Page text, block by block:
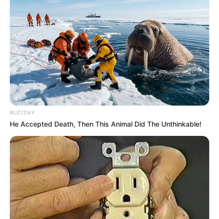
dans une combinaison en champ élargi, alors
pourquoi pas…
10 LOFSONGUR ISLANDE
PRIX DE GIVERNY en cas de non partant
dans le Quinté
En cas de non partant de dernière minute ou peut-
être dans l’idée de venir pimenter les rapports dans
ce Tiercé Quarté Quinté voici notre « joker » et
certainement à belle cote pour la course du jour.
11 TRUE TEDESCO
Les partants en lice pour la victoire au
Tiercé Quinté du jour
BUZZDAY
He Accepted Death, Then This Animal Did The Unthinkable!